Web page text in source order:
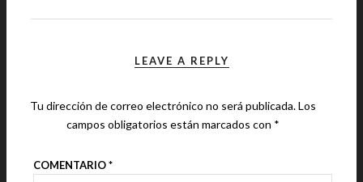
LEAVE A REPLY
Tu dirección de correo electrónico no será publicada.Los
campos obligatorios están marcados con *
COMENTARIO*